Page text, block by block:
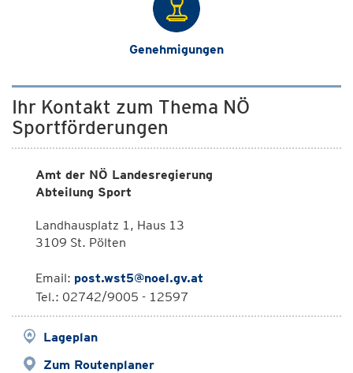
Genehmigungen
Ihr Kontakt zum Thema NÖ
Sportförderungen
Amt der NÖ Landesregierung
Abteilung Sport
Landhausplatz 1, Haus 13
3109 St. Pölten
Email: post.wst5@noel.gv.at
Tel.: 02742/9005 - 12597
Lageplan
Zum Routenplaner